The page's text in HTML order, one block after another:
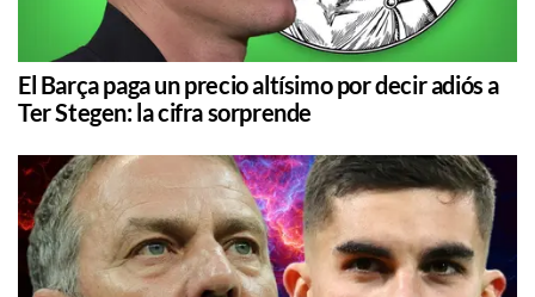
El Barça paga un precio altísimo por decir adiós a
Ter Stegen: la cifra sorprende